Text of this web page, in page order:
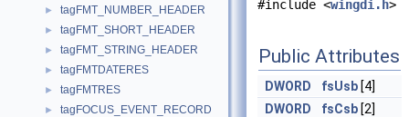
► tagFMT_NUMBER_HEADER
► tagFMT_SHORT_HEADER
► tagFMT_STRING_HEADER
► tagFMTDATERES
► tagFMTRES
► tagFOCUS_EVENT_RECORD
#include <wingdi.h>
Public Attributes
DWORD fsUsb [4]
DWORD
fsCsb [2]